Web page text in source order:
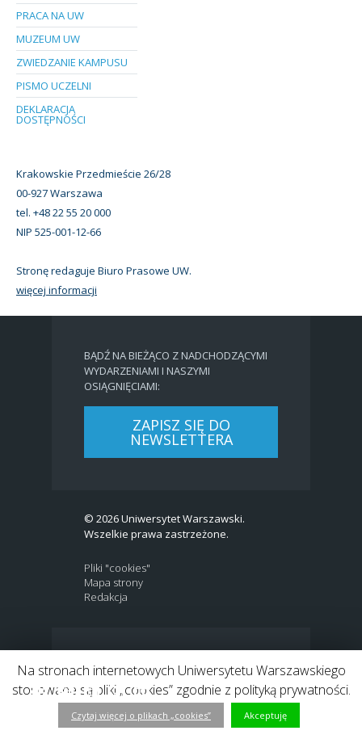
PRACA NA UW
MUZEUM UW
ZWIEDZANIE KAMPUSU
PISMO UCZELNI
DEKLARACJA
DOSTĘPNOŚCI
Krakowskie Przedmieście 26/28
00-927 Warszawa
tel. +48 22 55 20 000
NIP 525-001-12-66
Stronę redaguje Biuro Prasowe UW.
więcej informacji
BĄDŹ NA BIEŻĄCO Z NADCHODZĄCYMI
WYDARZENIAMI I NASZYMI
OSIĄGNIĘCIAMI:
ZAPISZ SIĘ DO
NEWSLETTERA
© 2026 Uniwersytet Warszawski.
Wszelkie prawa zastrzeżone.
Pliki "cookies"
Mapa strony
Redakcja
Link do profilu Facebook
Link to Twitter profile
Link do kanału Youtube
Link do profilu Instagram
Link do profilu LinkedIn
Na stronach internetowych Uniwersytetu Warszawskiego
stosowane są pliki „cookies” zgodnie z polityką prywatności.
Czytaj więcej o plikach „cookies” Akceptuję